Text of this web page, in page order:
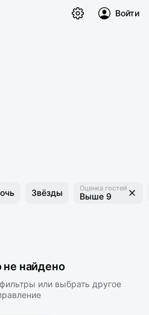
Войти
Звёзды Оценка гостей
Выше 9
не найдено
или выбрать другое